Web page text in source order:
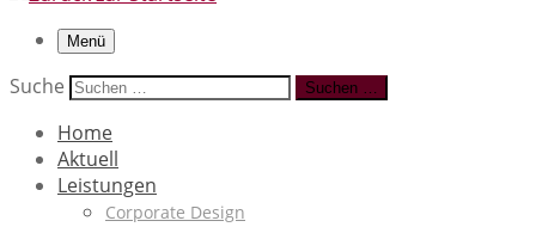
Menü
Suche Suchen …
Home
Aktuell
Leistungen
Corporate Design